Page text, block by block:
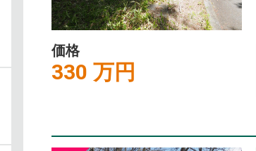
価格
330 万円